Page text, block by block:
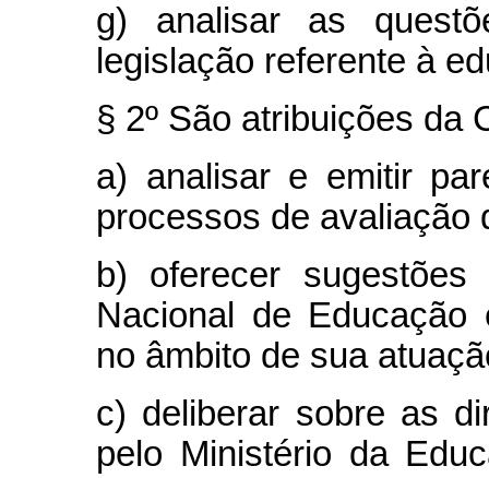
g) analisar as
legislação referente à
§ 2º São atribuições da
a) analisar e emitir
processos de avaliação
b) oferecer
Nacional de Educação
no âmbito de sua
c) deliberar sobre as
pelo Ministério da